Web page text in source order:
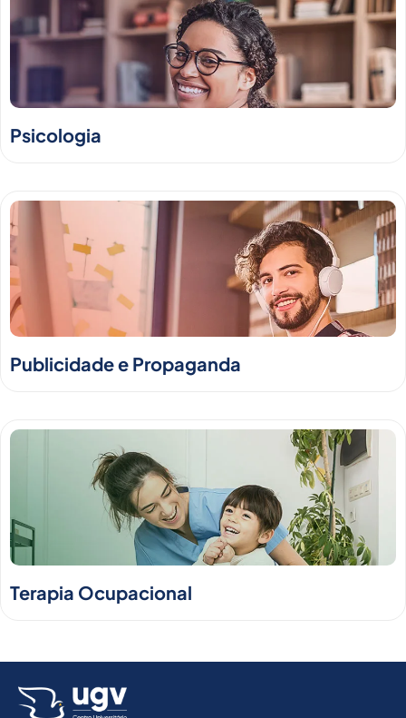
Psicologia
Publicidade e Propaganda
Terapia Ocupacional